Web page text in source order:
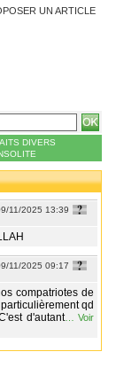
UN ARTICLE
DIVERS
11/2025 13:39
11/2025 09:17
compatriotes de
qd
d'autant… Voir